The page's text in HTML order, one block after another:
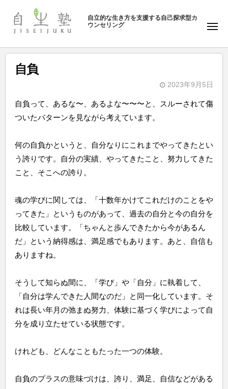
ン
自
塾
自立的な生き方を支援する自己探求型カ
ウンセリング
メ
ュ
ー
自負
2023年9月5日
y
自
塾
自負って、あるな〜、あるよな〜〜〜と、スルーされて傷
ついたパターンを見ながら考えています。
何の自負かというと、自分なりにこれまでやってきたとい
う誇りです。自分の実績、やってきたこと、努力してきた
こと、そこへの誇り。
魂の学びに関しては、「十数年かけてこれだけのことをや
ってきた」というものがあって、過去の自分と今の自分を
比較しています。「ちゃんと歩んできたから今があるん
だ」という納得感は、満足感でもあります。あと、自信も
ありますね。
そうして知らぬ間に、「学び」や「自分」に執着して、
「自分は学んできた人間なのだ」と同一化しています。そ
れは長い年月の弛まぬ努力、体験に基づく学びによって自
分を成り立たせている状態です。
けれども、どんなこともたった一つの体験。
自負のプラスの意味づけは、誇り、満足、自信などがある